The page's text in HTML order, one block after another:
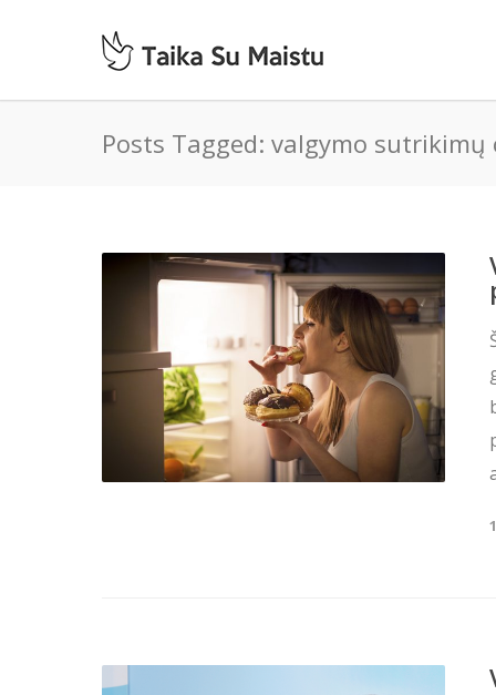
Posts Tagged: valgymo sutrikimų